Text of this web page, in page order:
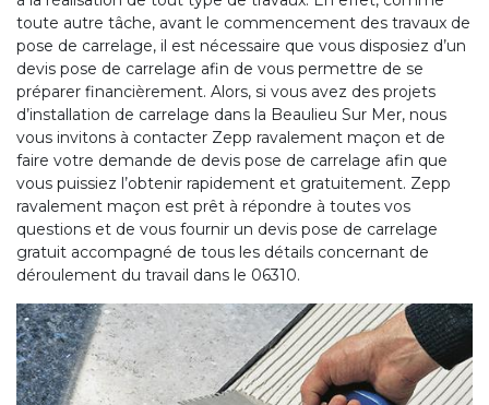
toute autre tâche, avant le commencement des travaux de
pose de carrelage, il est nécessaire que vous disposiez d’un
devis pose de carrelage afin de vous permettre de se
préparer financièrement. Alors, si vous avez des projets
d’installation de carrelage dans la Beaulieu Sur Mer, nous
vous invitons à contacter Zepp ravalement maçon et de
faire votre demande de devis pose de carrelage afin que
vous puissiez l’obtenir rapidement et gratuitement. Zepp
ravalement maçon est prêt à répondre à toutes vos
questions et de vous fournir un devis pose de carrelage
gratuit accompagné de tous les détails concernant de
déroulement du travail dans le 06310.